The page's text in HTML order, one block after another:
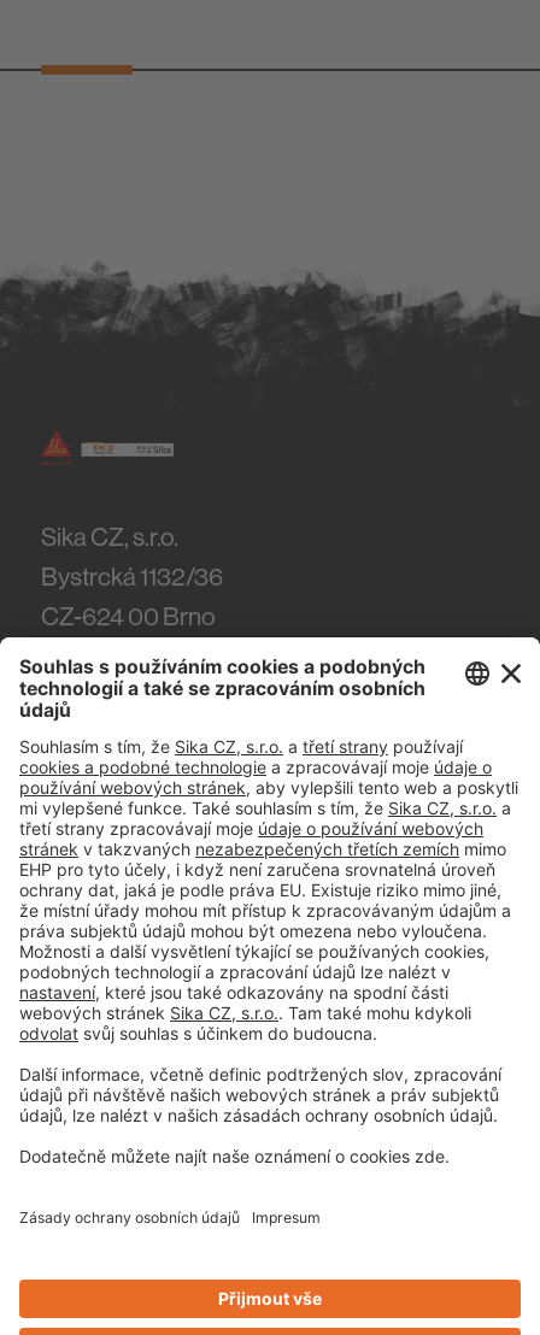
Sika CZ, s.r.o.
Bystrcká 1132/36
CZ-624 00 Brno
Tel. (+420) 546 422 464
#PCI
Tiráž
Vyloučení odpovědnosti
Obchodní podmínky
Zásady ochrany osobních údajů
Privacy-Portal